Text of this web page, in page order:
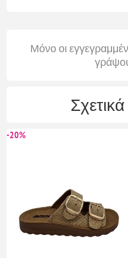
Μόνο οι
-20%